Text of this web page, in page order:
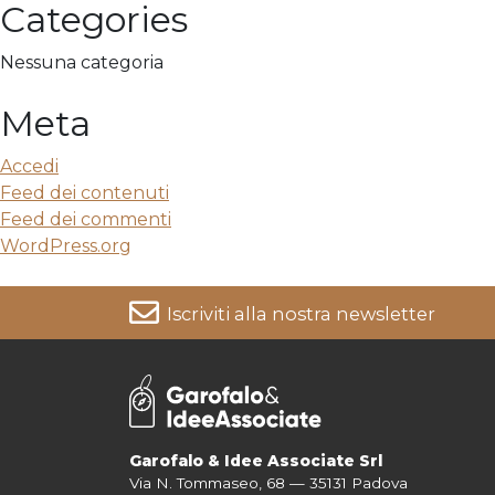
Categories
Nessuna categoria
Meta
Accedi
Feed dei contenuti
Feed dei commenti
WordPress.org
Iscriviti alla nostra newsletter
Garofalo & Idee Associate Srl
Via N. Tommaseo, 68 — 35131 Padova